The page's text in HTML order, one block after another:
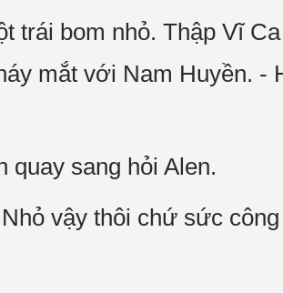
trái bom nhỏ. Thập Vĩ
mắt với Nam Huyền. -
quay sang hỏi Alen.
vậy thôi chứ sức